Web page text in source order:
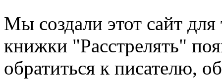
Мы создали этот сайт
книжки "Расстрелять"
обратиться к писателю,